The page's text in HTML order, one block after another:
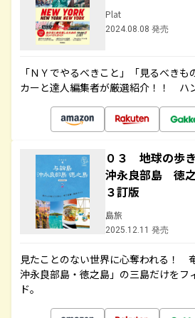
Plat
2024.08.08 発売
「ＮＹでやるべきこと」「見るべき
カーと達人編集者が厳選紹介！！ ハ
０３ 地球の
沖永良部島 徳
３訂版
島旅
2025.12.11 発売
見たことのない世界に心奪われる！
沖永良部島・徳之島」の三島だけをフ
ド。